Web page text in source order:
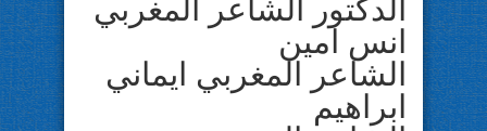
الدكتور الشاعر المغربي
انس امين
الشاعر المغربي ايماني
ابراهيم